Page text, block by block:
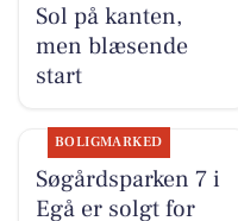
Sol på kanten,
men blæsende
start
BOLIGMARKED
Søgårdsparken 7 i
Egå er solgt for